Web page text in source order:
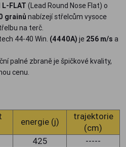
L-FLAT (Lead Round Nose Flat) o
grainů nabízejí střelcům vysoce
na terč.
44-40 Win. (4440A) je 256 m/s a
palné zbraně je špičkové kvality,
cenu.
energie (j)
trajektorie
(cm)
425
-----